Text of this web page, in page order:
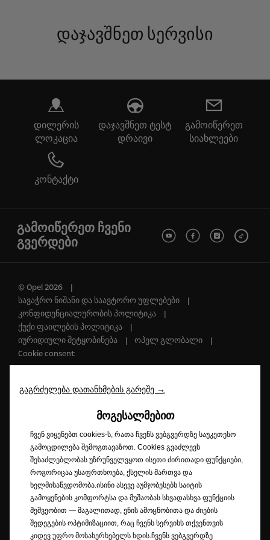
დაჯავშნეთ სერვისი
დილერის
ლოკაცია
დაჯავშნეთ ტესტ
დრაივი
გამოიწერეთ
სიახლეები
კონტაქტი
გამოიწერეთ ჩვენი
გვერდები
© Opel 2026
სავაჭრო ნიშანი და საავტორო უფლებები
კონფიდენციალურობის პოლიტიკა
ქუქი ფაილების პოლიტიკა
იურიდიული შეტყობინება
ოპელ გლობალი
Cookie consent
Opel შეეცდება გონივრული ძალისხმევით უზრუნველყოს, რომ ამ
პასუხისმგებლობას რაიმე პრეტენზიაზე ან ზარალზე, რომელიც
შეიძლება წარმოიშვას ვებგვერდზე მოცემულ ინფორმაციაზე
დაყრდნობით. ვებგვერდზე წარმოდგენილი ზოგიერთი ინფორმაცია
შესაძლოა აღარ იყოს ზუსტი იმ ცვლილებების გამო, რომლებიც
პროდუქტებში განხორციელდა მისი გამოქვეყნების შემდეგ.
აღწერილი ან ნაჩვენები აღჭურვილობა შეიძლება ხელმისაწვდომი
იყოს მხოლოდ გარკვეულ ქვეყნებში ან დამატებითი საფასურით. Opel
იტოვებს უფლებას ნებისმიერ დროს შეცვალოს პროდუქტის
სპეციფიკაციები. თქვენს ქვეყანაში მოქმედი ზუსტი სპეციფიკაციების
მისაღებად მიმართეთ Opel-ის დილერს.
გაგრძელება დათანხმების გარეშე →
ᲛᲝᲒᲔᲡᲐᲚᲛᲔᲑᲘᲗ
ჩვენ ვიყენებთ cookies-ს, რათა ჩვენს ვებგვერდზე საუკეთესო
გამოცდილება შემოგთავაზოთ. Cookies გვაძლევს
შესაძლებლობას უზრუნველვყოთ ისეთი ძირითადი ფუნქციები,
როგორიცაა უსაფრთხოება, ქსელის მართვა და
ხელმისაწვდომობა.ისინი ასევე აუმჯობესებს საიტის
გამოყენების კომფორტსა და მუშაობას სხვადასხვა ფუნქციის
მეშვეობით — მაგალითად, ენის ამოცნობითა და ძიების
შედეგების ოპტიმიზაციით, რაც ჩვენს სერვისს თქვენთვის
კიდევ უფრო მოსახერხებელს ხდის.ჩვენს ვებგვერდზე